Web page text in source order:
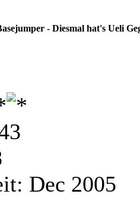
- Diesmal hat's Ueli
Dec 2005